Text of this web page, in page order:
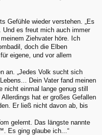
Gefühle wieder verstehen. „Es
es freut mich auch immer
Ziehvater höre. Ich
doch die Elben
eigene, und vor allem
an. „Jedes Volk sucht sich
Dein Vater fand meinen
nicht einmal lange genug still
hat er großes Gefallen
Er ließ nicht davon ab, bis
gelernt. Das längste nannte
. Es ging glaube ich...“